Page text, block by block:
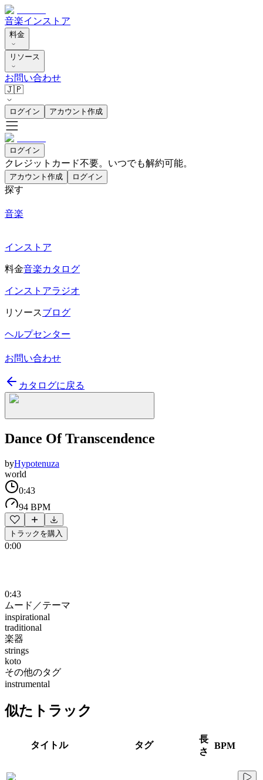
音楽インストア
料金
リソース
お問い合わせ
🇯🇵
ログイン アカウント作成
ログイン
クレジットカード不要。いつでも解約可能。
アカウント作成 ログイン
探す
音楽
インストア
料金音楽カタログ
インストアラジオ
リソースブログ
ヘルプセンター
お問い合わせ
カタログに戻る
Dance Of Transcendence
byHypotenuza
world
0:43
94 BPM
トラックを購入
0:00
0:43
ムード／テーマ
inspirational
traditional
楽器
strings
koto
その他のタグ
instrumental
似たトラック
タイトル タグ
長
さ
BPM